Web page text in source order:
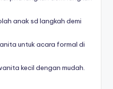
anak sd langkah demi
untuk acara formal di
kecil dengan mudah.